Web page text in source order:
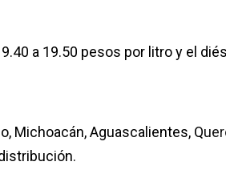
a 19.50 pesos por litro y el
Michoacán, Aguascalientes,